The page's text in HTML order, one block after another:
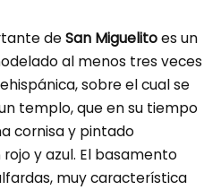
deSan Miguelitoes un
al menos tres veces
sobre el cual se
templo, que en su tiempo
cornisa y pintado
y azul. El basamento
muy característica